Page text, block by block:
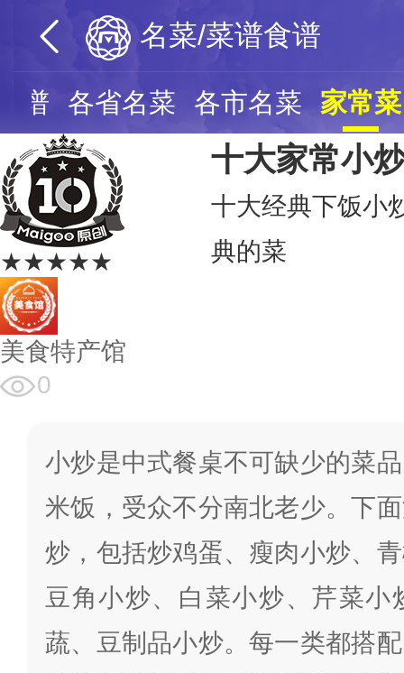
名菜/菜谱食谱
谱 各省名菜 各市名菜 家常菜
★★★★★
十大家常小
十大经典下饭小
典的菜
美食特产馆
0
小炒是中式餐桌不可缺少的菜
米饭，受众不分南北老少。下
炒，包括炒鸡蛋、瘦肉小炒、
豆角小炒、白菜小炒、芹菜小
蔬、豆制品小炒。每一类都搭